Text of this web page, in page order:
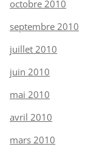
octobre 2010
septembre 2010
juillet 2010
juin 2010
mai 2010
avril 2010
mars 2010